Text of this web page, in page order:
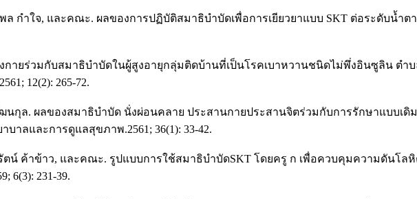
กำใจ, และคณะ. ผลของการปฏิบัติสมาธิบำบัดเพื่อการเยียวยาแบบ SKT ต่อระดับน้ำต
กายร่วมกับสมาธิบำบัดในผู้สูงอายุกลุ่มติดบ้านที่เป็นโรคเบาหวานชนิดไม่พึ่งอินซูลิน ต
12(2): 265-72.
นกุล. ผลของสมาธิบำบัด นั่งผ่อนคลาย ประสานกายประสานจิตร่วมกับการรักษาแบบเ
าลและการดูแลสุขภาพ.2561; 36(1): 33-42.
ตน์ ค้าข้าว, และคณะ. รูปแบบการใช้สมาธิบำบัดSKT โดยครู ก เพื่อควบคุมความดันโล
6(3): 231-39.